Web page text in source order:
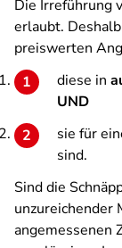
Die Irreführung
erlaubt.
preiswerten
diese in
UND
sie für
sind.
Sind die
unzureichender
angemessenen